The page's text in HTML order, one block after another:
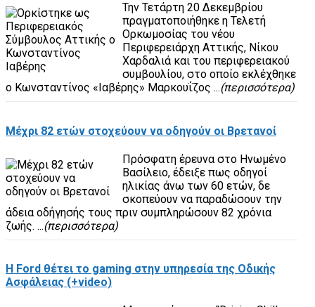
Την Τετάρτη 20 Δεκεμβρίου
πραγματοποιήθηκε η Τελετή
Ορκωμοσίας του νέου
Περιφερειάρχη Αττικής, Νίκου
Χαρδαλιά και του περιφερειακού
συμβουλίου, στο οποίο εκλέχθηκε
ο Κωνσταντίνος «Ιαβέρης» Μαρκουΐζος ...(περισσότερα)
Μέχρι 82 ετών στοχεύουν να οδηγούν οι Βρετανοί
Πρόσφατη έρευνα στο Ηνωμένο
Βασίλειο, έδειξε πως οδηγοί
ηλικίας άνω των 60 ετών, δε
σκοπεύουν να παραδώσουν την
άδεια οδήγησής τους πριν συμπληρώσουν 82 χρόνια
ζωής. ...(περισσότερα)
H Ford θέτει το gaming στην υπηρεσία της Οδικής
Ασφάλειας (+video)